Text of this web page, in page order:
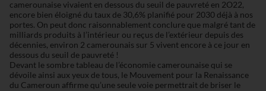
camerounaise vivaient en dessous du seuil de pauvreté en 2O22,
encore bien éloigné du taux de 30,6% planifié pour 2030 déjà à nos
portes. On peut donc raisonnablement conclure que malgré tant de
milliards produits à l’intérieur ou reçus de l’extérieur depuis des
décennies, environ 2 camerounais sur 5 vivent encore à ce jour en
dessous du seuil de pauvreté !
Devant le sombre tableau de l’économie camerounaise qui se
dévoile ainsi aux yeux de tous, le Mouvement pour la Renaissance
du Cameroun affirme qu’une seule voie permettrait de briser le